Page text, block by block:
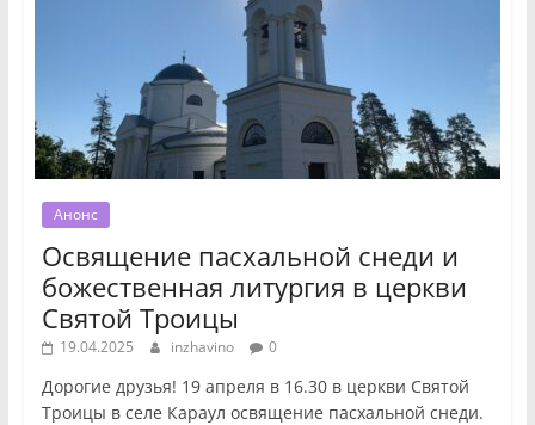
Анонс
Освящение пасхальной снеди и
божественная литургия в церкви
Святой Троицы
19.04.2025 inzhavino 0
Дорогие друзья! 19 апреля в 16.30 в церкви Святой
Троицы в селе Караул освящение пасхальной снеди.